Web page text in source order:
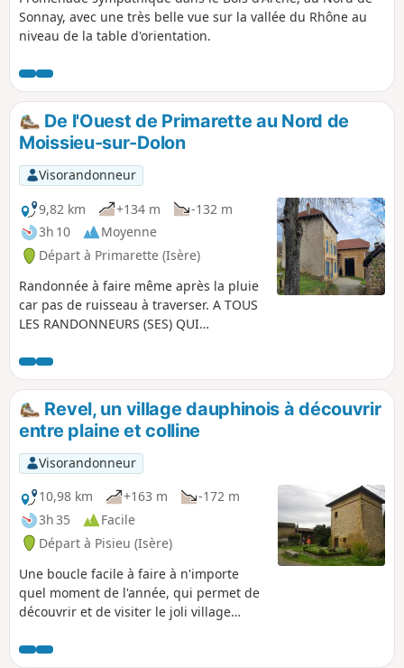
Sonnay, avec une très belle vue sur la vallée du Rhône au
niveau de la table d'orientation.
De l'Ouest de Primarette au Nord de
Moissieu-sur-Dolon
Visorandonneur
9,82 km
+134 m
-132 m
3h 10
Moyenne
Départ à Primarette (Isère)
Randonnée à faire même après la pluie
car pas de ruisseau à traverser. A TOUS
LES RANDONNEURS (SES) QUI
pouvez mettre des photos en indiquant
l'emplacement sur le circuit.
Revel, un village dauphinois à découvrir
entre plaine et colline
Visorandonneur
10,98 km
+163 m
-172 m
3h 35
Facile
Départ à Pisieu (Isère)
Une boucle facile à faire à n'importe
quel moment de l'année, qui permet de
découvrir et de visiter le joli village
au départ, ainsi que la partie en plaine